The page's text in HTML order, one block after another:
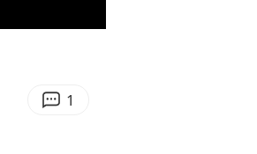
1